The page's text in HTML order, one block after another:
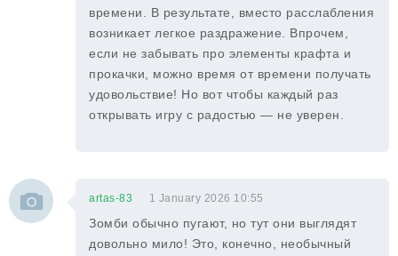
времени. В результате, вместо расслабления
возникает легкое раздражение. Впрочем,
если не забывать про элементы крафта и
прокачки, можно время от времени получать
удовольствие! Но вот чтобы каждый раз
открывать игру с радостью — не уверен.
artas-83 1 January 2026 10:55
Зомби обычно пугают, но тут они выглядят
довольно мило! Это, конечно, необычный